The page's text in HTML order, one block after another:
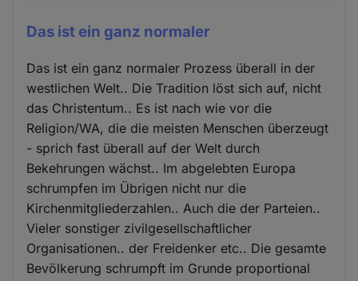
Das ist ein ganz normaler
Das ist ein ganz normaler Prozess überall in der
westlichen Welt.. Die Tradition löst sich auf, nicht
das Christentum.. Es ist nach wie vor die
Religion/WA, die die meisten Menschen überzeugt
- sprich fast überall auf der Welt durch
Bekehrungen wächst.. Im abgelebten Europa
schrumpfen im Übrigen nicht nur die
Kirchenmitgliederzahlen.. Auch die der Parteien..
Vieler sonstiger zivilgesellschaftlicher
Organisationen.. der Freidenker etc.. Die gesamte
Bevölkerung schrumpft im Grunde proportional